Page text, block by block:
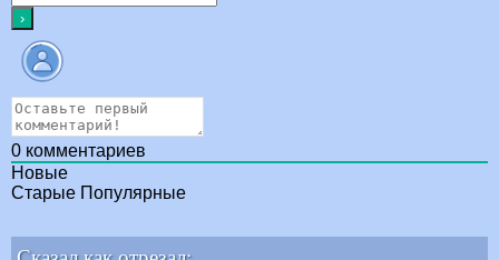
0 комментариев
Новые
Старые Популярные